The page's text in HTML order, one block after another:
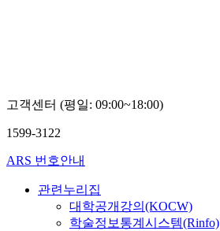
고객센터 (평일: 09:00~18:00)
1599-3122
ARS 번호안내
관련누리집
대학공개강의(KOCW)
학술정보통계시스템(Rinfo)